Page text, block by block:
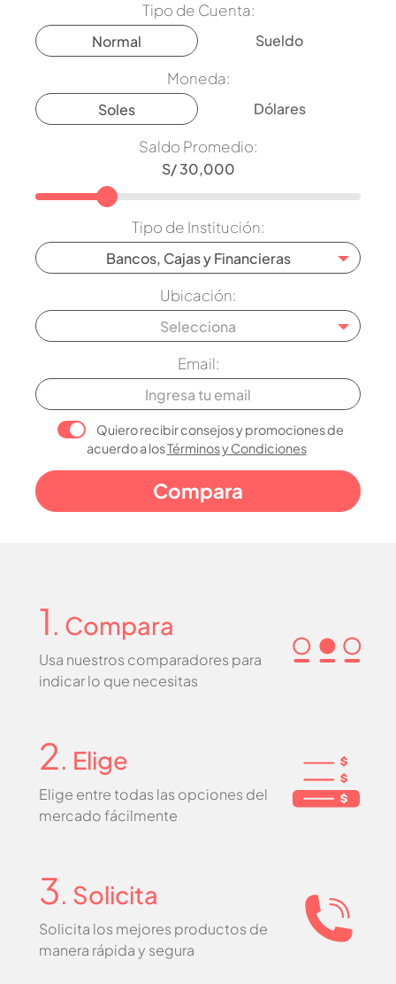
Tipo de Cuenta:
Normal
Sueldo
Moneda:
Soles
Dólares
Saldo Promedio:
Tipo de Institución:
Bancos, Cajas y Financieras
Ubicación:
Selecciona
Email:
Quiero recibir consejos y promociones de
acuerdo a losTérminos y Condiciones
1 . Compara
Usa nuestros comparadores para
indicar lo que necesitas
2. Elige
Elige entre todas las opciones del
mercado fácilmente
3. Solicita
Solicita los mejores productos de
manera rápida y segura